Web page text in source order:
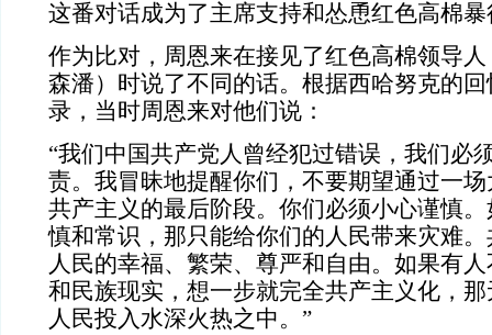
这番对话成为了主席支持和怂恿红色高棉
作为比对，周恩来在接见了红色高棉领导
森潘）时说了不同的话。根据西哈努克的
录，当时周恩来对他们说：
“我们中国共产党人曾经犯过错误，我们必
责。我冒昧地提醒你们，不要期望通过一
共产主义的最后阶段。你们必须小心谨慎
慎和常识，那只能给你们的人民带来灾难
人民的幸福、繁荣、尊严和自由。如果有
和民族现实，想一步就完全共产主义化，
人民投入水深火热之中。”